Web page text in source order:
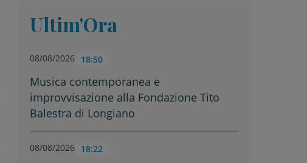
Ultim'Ora
08/08/2026 18:50
Musica contemporanea e
improvvisazione alla Fondazione Tito
Balestra di Longiano
08/08/2026 18:22